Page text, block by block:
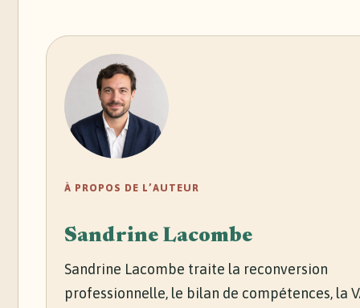
À PROPOS DE L’AUTEUR
Sandrine Lacombe
Sandrine Lacombe traite la reconversion
professionnelle, le bilan de compétences, la